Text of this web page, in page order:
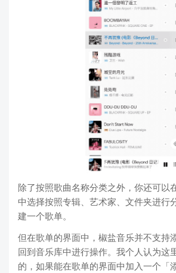
除了按照歌曲名称分类之外，你还可以
中选择按照专辑、艺术家、文件夹进行
建一个歌单。
但在歌单的界面中，椒盐音乐并不支持
回到音乐库中进行操作。我个人认为这
的，如果能在歌单的界面中加入一个「